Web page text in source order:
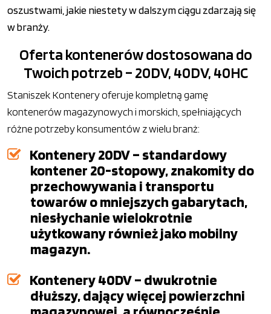
oszustwami, jakie niestety w dalszym ciągu zdarzają się
w branży.
Oferta kontenerów dostosowana do
Twoich potrzeb – 20DV, 40DV, 40HC
Staniszek Kontenery oferuje kompletną gamę
kontenerów magazynowych i morskich, spełniających
różne potrzeby konsumentów z wielu branż:
Kontenery 20DV – standardowy
kontener 20-stopowy, znakomity do
przechowywania i transportu
towarów o mniejszych gabarytach,
niesłychanie wielokrotnie
użytkowany również jako mobilny
magazyn.
Kontenery 40DV – dwukrotnie
dłuższy, dający więcej powierzchni